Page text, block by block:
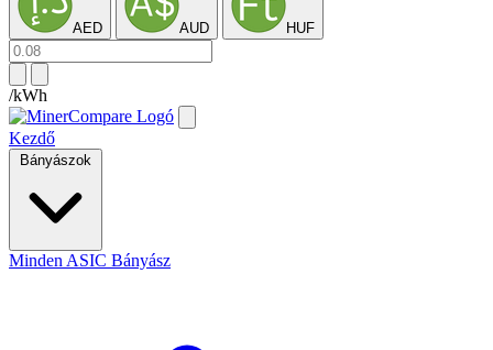
AED AUD HUF
/kWh
Kezdő
Bányászok
Minden ASIC Bányász